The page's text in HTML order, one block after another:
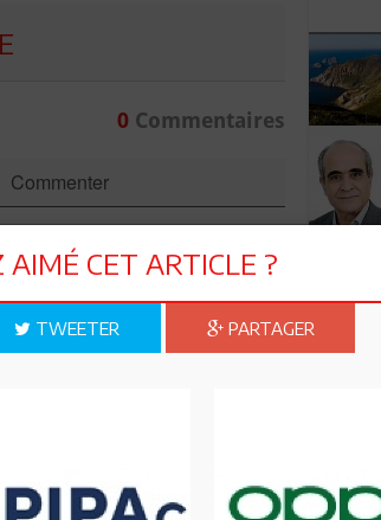
0Commentaires
Commenter
AIMÉ CET ARTICLE ?
TWEETER PARTAGER